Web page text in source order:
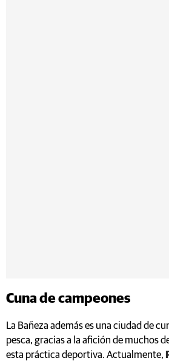
Cuna de campeones
La Bañeza además es una ciudad de
pesca, gracias a la afición de muchos
esta práctica deportiva. Actualmente,